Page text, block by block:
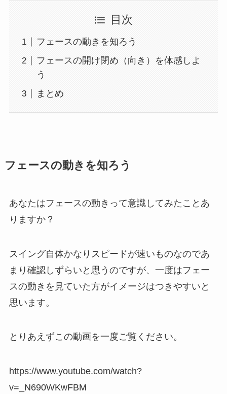
目次
フェースの動きを知ろう
フェースの開け閉め（向き）を体感しよ
う
まとめ
フェースの動きを知ろう
あなたはフェースの動きって意識してみたことあ
りますか？
スイング自体かなりスピードが速いものなのであ
まり確認しずらいと思うのですが、一度はフェー
スの動きを見ていた方がイメージはつきやすいと
思います。
とりあえずこの動画を一度ご覧ください。
https://www.youtube.com/watch?
v=_N690WKwFBM